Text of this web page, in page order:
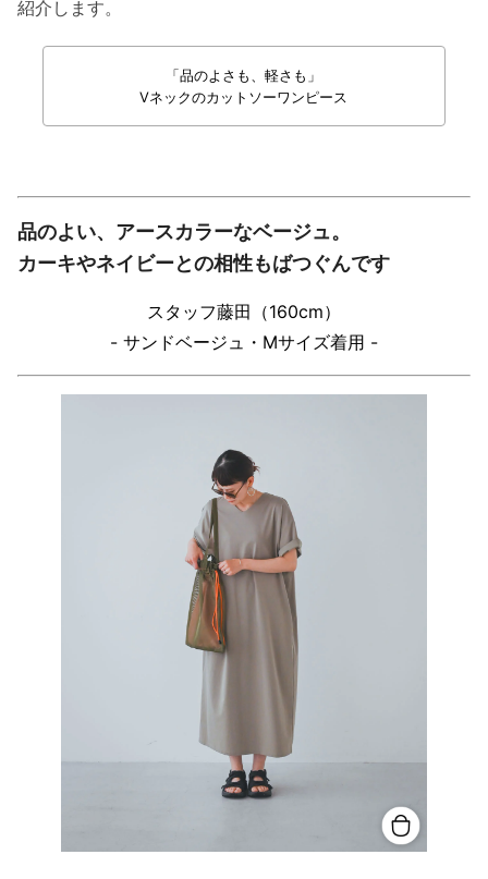
紹介します。
「品のよさも、軽さも」
Vネックのカットソーワンピース
品のよい、アースカラーなベージュ。
カーキやネイビーとの相性もばつぐんです
スタッフ藤田（160cm）
- サンドベージュ・Mサイズ着用 -